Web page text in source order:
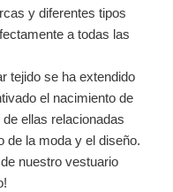
y diferentes tipos
a todas las
tejido se ha extendido
el nacimiento de
ellas relacionadas
de la moda y el diseño.
nuestro vestuario